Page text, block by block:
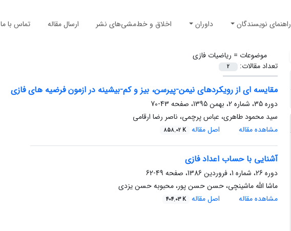
راهنمای نویسندگان داوران اخلاق و خط‌مشی‌های نشر ارسال مقاله تماس با ما
موضوعات = ریاضیات فازی
تعداد مقالات:
2
مقایسه ای از رویکردهای نیمن-پیرسن، بیز و کم-بیشینه در ازمون فرضیه های فازی
دوره 35، شماره 2، بهمن 1395، صفحه
43-70
سید محمود طاهری، عباس پرچمی، ناصر رضا ارقامی
مشاهده مقاله
اصل مقاله 858.02 K
آشنایی با حساب اعداد فازی
دوره 26، شماره 1، فروردین 1386، صفحه
49-62
ماشا الله ماشینچی، حسن حسن پور، محبوبه حسن یزدی
مشاهده مقاله
اصل مقاله 404.03 K